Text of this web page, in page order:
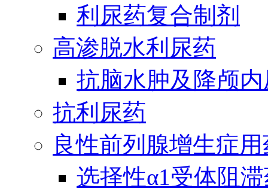
利尿药复合制剂
高渗脱水利尿药
抗脑水肿及降颅
抗利尿药
良性前列腺增生症
选择性α1受体阻